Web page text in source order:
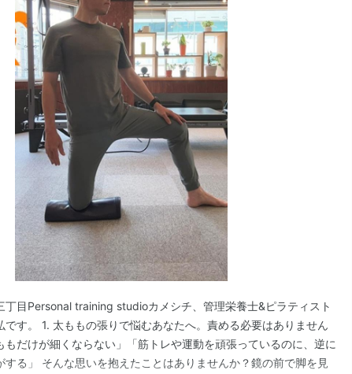
丁目Personal training studioカメシチ、管理栄養士&ピラティスト
です。 1. 太ももの張りで悩むあなたへ。責める必要はありません
もだけが細くならない」「筋トレや運動を頑張っているのに、逆に
する」 そんな思いを抱えたことはありませんか？鏡の前で脚を見